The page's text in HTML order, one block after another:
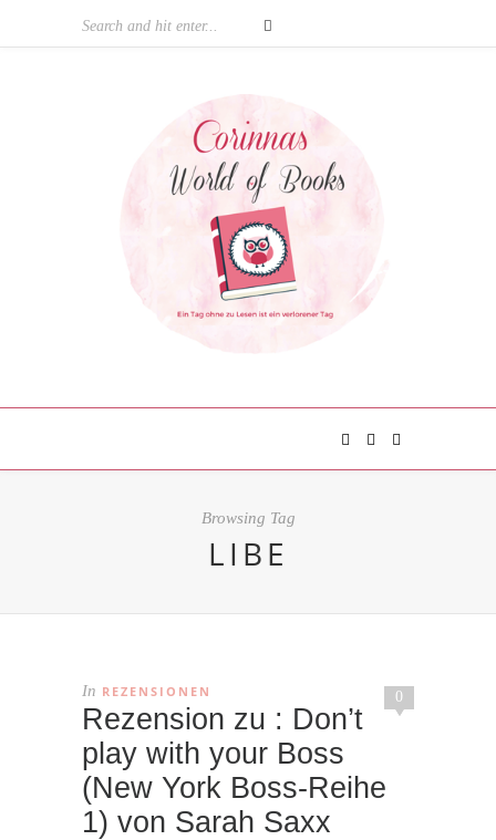
Browsing Tag
LIBE
0
In REZENSIONEN
Rezension zu : Don’t
play with your Boss
(New York Boss-Reihe
1) von Sarah Saxx